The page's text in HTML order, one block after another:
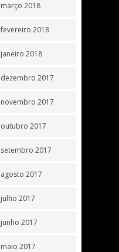
março 2018
fevereiro 2018
janeiro 2018
dezembro 2017
novembro 2017
outubro 2017
setembro 2017
agosto 2017
julho 2017
junho 2017
maio 2017